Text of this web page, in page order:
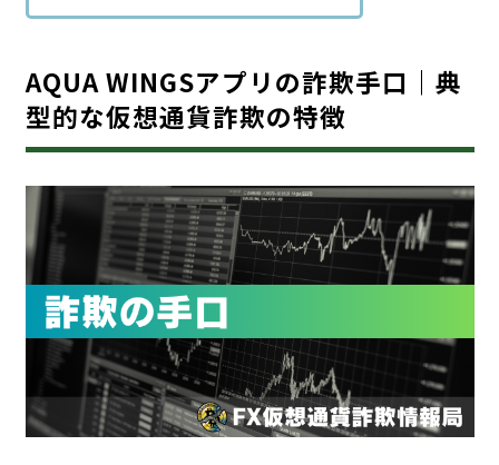
AQUA WINGSアプリの詐欺手口｜典
型的な仮想通貨詐欺の特徴